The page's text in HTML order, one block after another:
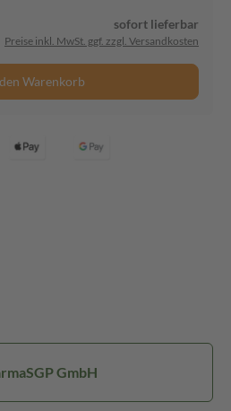
sofort lieferbar
Preise inkl. MwSt. ggf. zzgl. Versandkosten
Warenkorb
GmbH